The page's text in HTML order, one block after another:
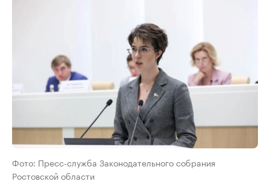
Фото: Пресс-служба Законодательного собрания
Ростовской области